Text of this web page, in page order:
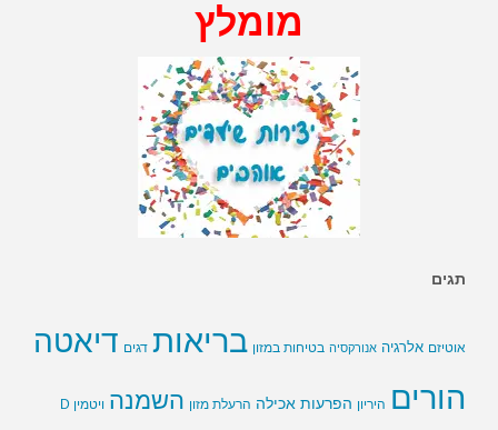
מומלץ
תגים
אוטיזם אלרגיה אנורקסיה בטיחות במזון בריאות דגים דיאטה
הורים היריון הפרעות אכילה הרעלת מזון השמנה ויטמין D